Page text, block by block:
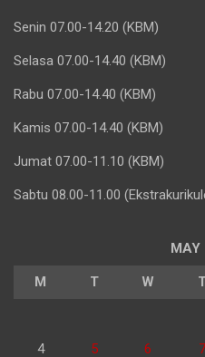
Senin 07.00-14.20 (KBM)
Selasa 07.00-14.40 (KBM)
Rabu 07.00-14.40 (KBM)
Kamis 07.00-14.40 (KBM)
Jumat 07.00-11.10 (KBM)
Sabtu 08.00-11.00
MAY
M T W
4 5 6 7